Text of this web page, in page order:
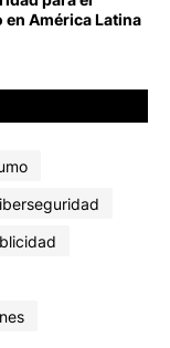
América Latina